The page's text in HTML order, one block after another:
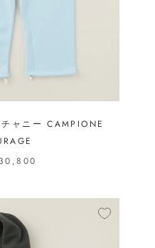
ャニー CAMPIONE